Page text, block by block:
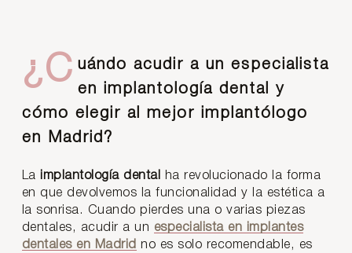
¿C uándo acudir a un especialista
en implantología dental y
cómo elegir al mejor implantólogo
en Madrid?
La implantología dental
ha revolucionado la forma
en que devolvemos la funcionalidad y la estética a
la sonrisa. Cuando pierdes una o varias piezas
dentales, acudir a un especialista en implantes
dentales en Madrid no es solo recomendable, es